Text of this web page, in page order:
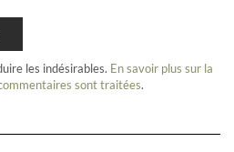
les indésirables. En savoir plus sur la
sont traitées.